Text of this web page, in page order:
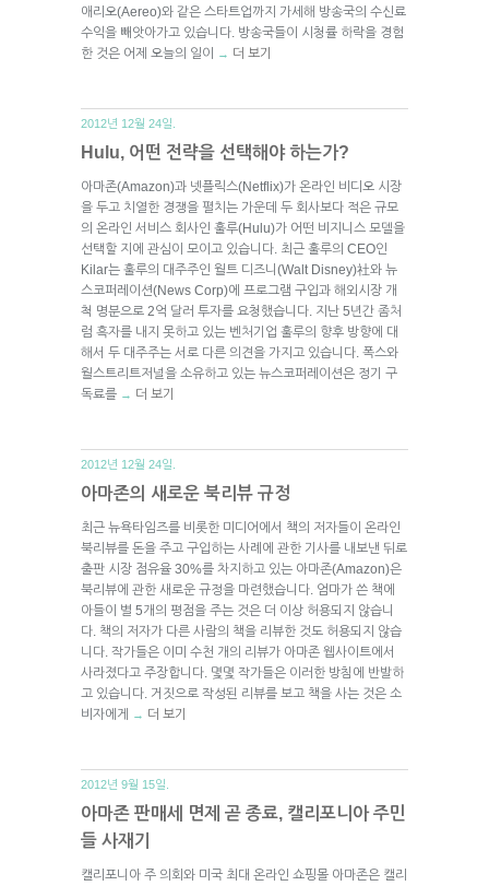
애리오(Aereo)와 같은 스타트업까지 가세해 방송국의 수신료
수익을 빼앗아가고 있습니다. 방송국들이 시청률 하락을 경험
한 것은 어제 오늘의 일이
→ 더 보기
2012년 12월 24일.
Hulu, 어떤 전략을 선택해야 하는가?
아마존(Amazon)과 넷플릭스(Netflix)가 온라인 비디오 시장
을 두고 치열한 경쟁을 펼치는 가운데 두 회사보다 적은 규모
의 온라인 서비스 회사인 훌루(Hulu)가 어떤 비지니스 모델을
선택할 지에 관심이 모이고 있습니다. 최근 훌루의 CEO인
Kilar는 훌루의 대주주인 월트 디즈니(Walt Disney)社와 뉴
스코퍼레이션(News Corp)에 프로그램 구입과 해외시장 개
척 명분으로 2억 달러 투자를 요청했습니다. 지난 5년간 좀처
럼 흑자를 내지 못하고 있는 벤처기업 훌루의 향후 방향에 대
해서 두 대주주는 서로 다른 의견을 가지고 있습니다. 폭스와
월스트리트저널을 소유하고 있는 뉴스코퍼레이션은 정기 구
독료를 → 더 보기
2012년 12월 24일.
아마존의 새로운 북리뷰 규정
최근 뉴욕타임즈를 비롯한 미디어에서 책의 저자들이 온라인
북리뷰를 돈을 주고 구입하는 사례에 관한 기사를 내보낸 뒤로
출판 시장 점유율 30%를 차지하고 있는 아마존(Amazon)은
북리뷰에 관한 새로운 규정을 마련했습니다. 엄마가 쓴 책에
아들이 별 5개의 평점을 주는 것은 더 이상 허용되지 않습니
다. 책의 저자가 다른 사람의 책을 리뷰한 것도 허용되지 않습
니다. 작가들은 이미 수천 개의 리뷰가 아마존 웹사이트에서
사라졌다고 주장합니다. 몇몇 작가들은 이러한 방침에 반발하
고 있습니다. 거짓으로 작성된 리뷰를 보고 책을 사는 것은 소
비자에게
→ 더 보기
2012년 9월 15일.
아마존 판매세 면제 곧 종료, 캘리포니아 주민
들 사재기
캘리포니아 주 의회와 미국 최대 온라인 쇼핑몰 아마존은 캘리